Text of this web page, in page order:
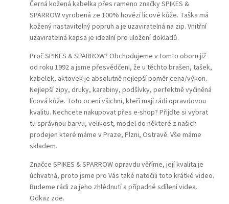
Černá kožená kabelka přes rameno značky SPIKES &
SPARROW vyrobená ze 100% hovězí lícové kůže. Taška má
kožený nastavitelný popruh a je uzaviratelná na zip. Vnitřní
uzaviratelná kapsa je idealní pro uložení dokladů.
Proč SPIKES & SPARROW? Obchodujeme v tomto oboru již
od roku 1992 a jsme přesvědčeni, že u těchto brašen, tašek,
kabelek, aktovek je absolutně nejlepší poměr cena/výkon.
Nejlepší zipy, druky, karabiny, podšívky, perfektně vyčiněná
lícová kůže. Toto ocení všichni, kteří mají rádi opravdovou
kvalitu. Nechcete nakupovat přes e-shop? Přijďte si vybrat
tu správnou barvu, velikost, model do některé z našich
prodejen které máme v Praze, Plzni, Ostravě. Vše máme
skladem.
Značce SPIKES & SPARROW opravdu věříme, její kvalita je
úchvatná, proto jsme pro Vás také natočili toto krátké video.
Budeme rádi za jeho zhlédnutí a případné sdílení videa.
Odkaz zde.